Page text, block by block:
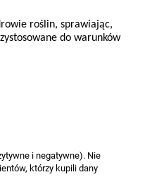
roślin, sprawiając,
do warunków
i negatywne). Nie
którzy kupili dany